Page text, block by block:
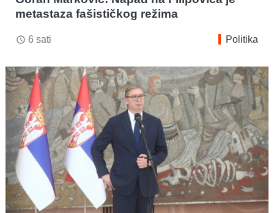
metastaza fašističkog režima
access_time 6 sati Politika